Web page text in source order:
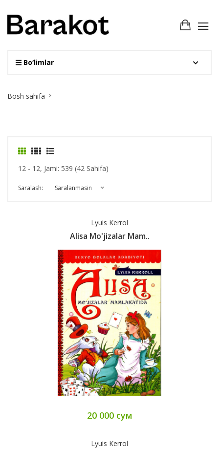
Bo‘limlar
Breadcrumb
Bosh sahifa
12 - 12, Jami: 539 (42 Sahifa)
Saralash: Saralanmasin
Lyuis Kerrol
Alisa Mo'jizalar Mam..
20 000 сум
Lyuis Kerrol